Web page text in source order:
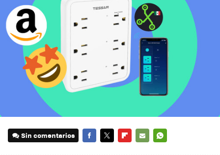
Sin comentarios